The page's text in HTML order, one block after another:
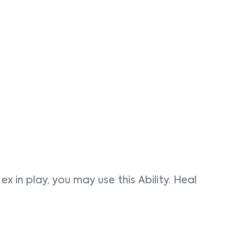
in play, you may use this Ability. Heal